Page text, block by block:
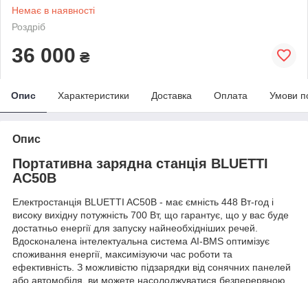
Немає в наявності
Роздріб
36 000 ₴
Опис Характеристики Доставка Оплата Умови
Опис
Портативна зарядна станція BLUETTI
AC50B
Електростанція BLUETTI AC50B - має ємність 448 Вт-год і
високу вихідну потужність 700 Вт, що гарантує, що у вас буде
достатньо енергії для запуску найнеобхідніших речей.
Вдосконалена інтелектуальна система AI-BMS оптимізує
споживання енергії, максимізуючи час роботи та
ефективність. З можливістю підзарядки від сонячних панелей
або автомобіля, ви можете насолоджуватися безперервною